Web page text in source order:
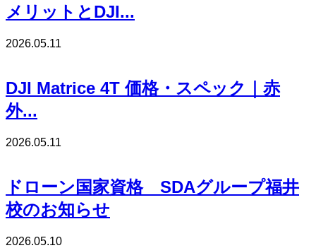
メリットとDJI...
2026.05.11
DJI Matrice 4T 価格・スペック｜赤
外...
2026.05.11
ドローン国家資格 SDAグループ福井
校のお知らせ
2026.05.10